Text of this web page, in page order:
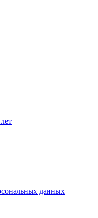
данных